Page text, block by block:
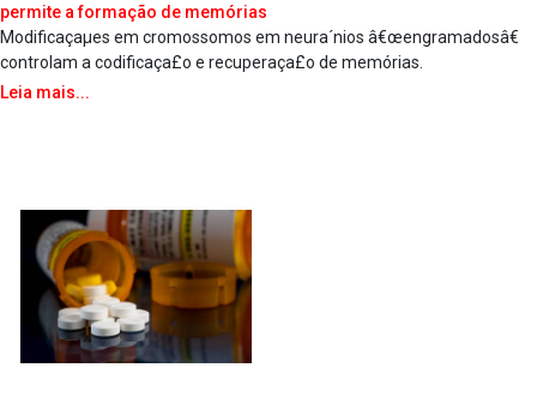
permite a formação de memórias
Modificaçaµes em cromossomos em neura´nios â€œengramadosâ€
controlam a codificaça£o e recuperaça£o de memórias.
Leia mais...